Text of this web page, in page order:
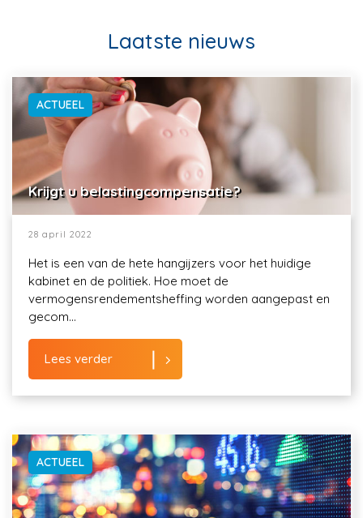
Laatste nieuws
ACTUEEL
Krijgt u belastingcompensatie?
28 april 2022
Het is een van de hete hangijzers voor het huidige
kabinet en de politiek. Hoe moet de
vermogensrendementsheffing worden aangepast en
gecom...
Lees verder
ACTUEEL